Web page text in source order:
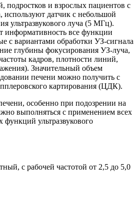
подростков и взрослых пациентов с
используют датчик с небольшой
ультразвукового луча (5 МГц).
информативность все функции
с вариантами обработки УЗ-сигнала
глубины фокусирования УЗ-луча,
кадров, плотности линий,
Значительный объем
печени можно получить с
картирования (ЦДК).
особенно при подозрении на
выполняться с применением всех
функций ультразвукового
с рабочей частотой от 2,5 до 5,0